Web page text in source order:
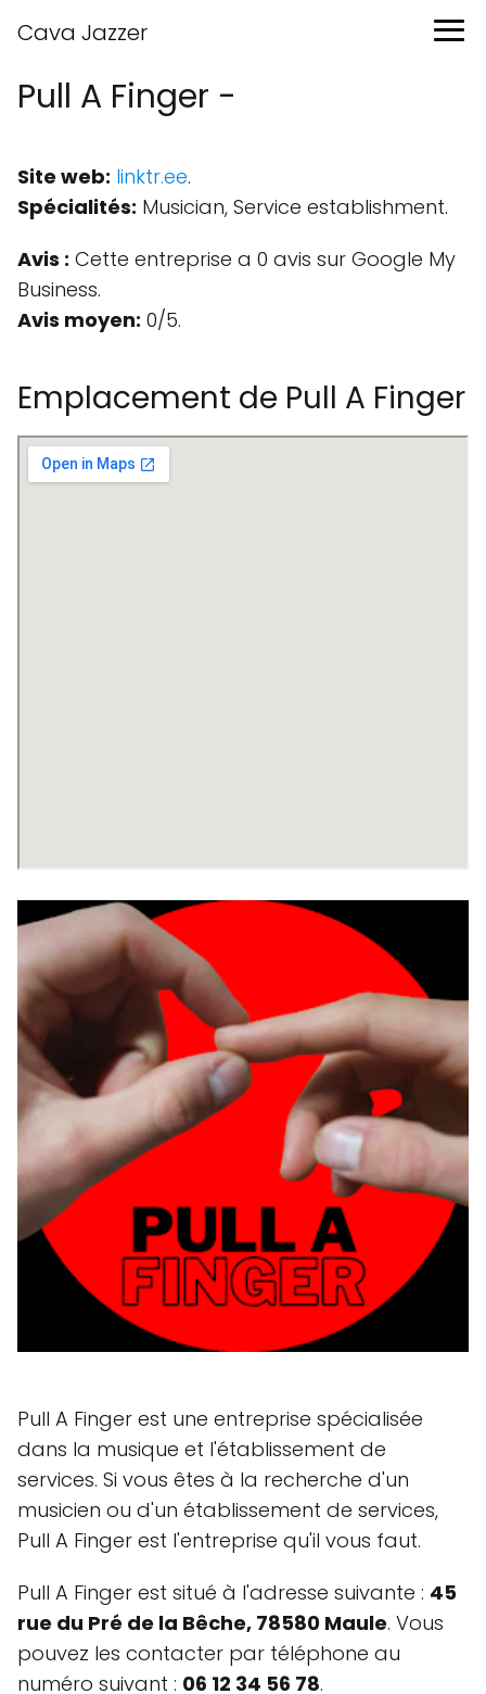
Cava Jazzer
Pull A Finger -
Site web: linktr.ee.
Spécialités: Musician, Service establishment.
Avis : Cette entreprise a 0 avis sur Google My
Business.
Avis moyen: 0/5.
Emplacement de Pull A Finger
Pull A Finger est une entreprise spécialisée
dans la musique et l'établissement de
services. Si vous êtes à la recherche d'un
musicien ou d'un établissement de services,
Pull A Finger est l'entreprise qu'il vous faut.
Pull A Finger est situé à l'adresse suivante : 45
rue du Pré de la Bêche, 78580 Maule. Vous
pouvez les contacter par téléphone au
numéro suivant : 06 12 34 56 78.